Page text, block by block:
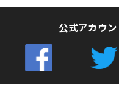
公式アカウ